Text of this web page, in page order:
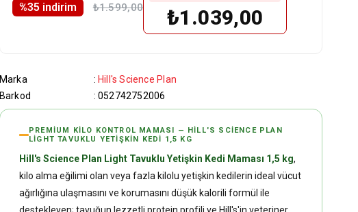
%35 i̇ndirim ₺1.599,00 ₺1.039,00
Marka : Hill's Science Plan
Barkod
: 052742752006
PREMIUM KILO KONTROL MAMASI — HILL'S SCIENCE PLAN
LIGHT TAVUKLU YETIŞKIN KEDI 1,5 KG
Hill's Science Plan Light Tavuklu Yetişkin Kedi Maması 1,5 kg,
kilo alma eğilimi olan veya fazla kilolu yetişkin kedilerin ideal vücut
ağırlığına ulaşmasını ve korumasını düşük kalorili formül ile